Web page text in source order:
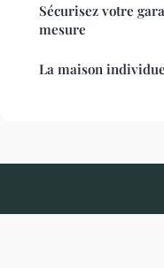
Sécurisez votre
mesure
La maison